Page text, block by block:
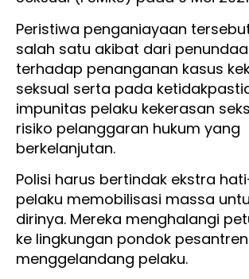
Peristiwa penganiayaan
salah satu akibat dari
terhadap penanganan kasus
seksual serta pada
impunitas pelaku kekerasan
risiko pelanggaran hukum yang
berkelanjutan.
Polisi harus bertindak ekstra
pelaku memobilisasi massa
dirinya. Mereka menghalangi
ke lingkungan pondok
menggelandang pelaku.